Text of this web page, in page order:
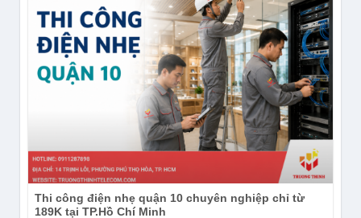
Thi công điện nhẹ quận 10 chuyên nghiệp chỉ từ
189K tại TP.Hồ Chí Minh